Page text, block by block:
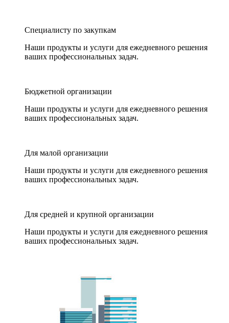
Специалисту по закупкам
Наши продукты и услуги для ежедневного решения
ваших профессиональных задач.
Бюджетной организации
Наши продукты и услуги для ежедневного решения
ваших профессиональных задач.
Для малой организации
Наши продукты и услуги для ежедневного решения
ваших профессиональных задач.
Для средней и крупной организации
Наши продукты и услуги для ежедневного решения
ваших профессиональных задач.